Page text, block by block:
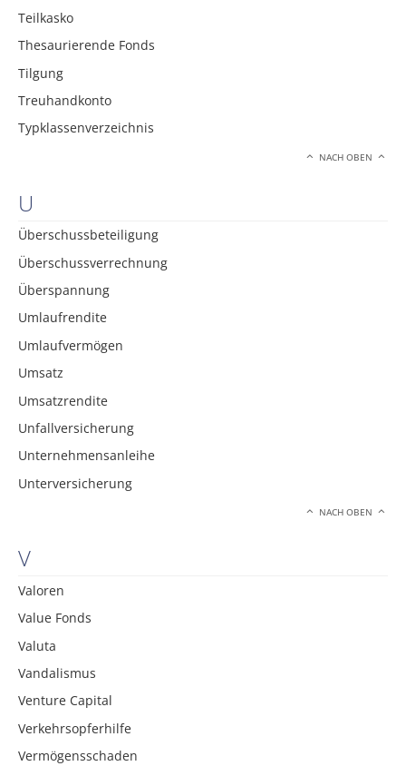
Teilkasko
Thesaurierende Fonds
Tilgung
Treuhandkonto
Typklassenverzeichnis
NACH OBEN
U
Überschussbeteiligung
Überschussverrechnung
Überspannung
Umlaufrendite
Umlaufvermögen
Umsatz
Umsatzrendite
Unfallversicherung
Unternehmensanleihe
Unterversicherung
NACH OBEN
V
Valoren
Value Fonds
Valuta
Vandalismus
Venture Capital
Verkehrsopferhilfe
Vermögensschaden